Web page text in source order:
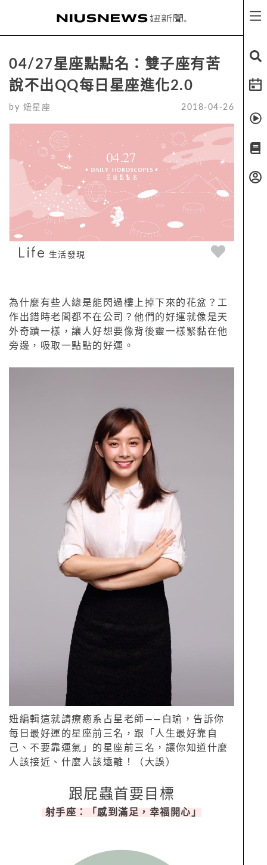
04/27星座點點名：雙子座有苦
說不出QQ每日星座進化2.0
by 妞星座 2018-04-26
Life 生活發現
為什麼有些人總是能閃過樓上掉下來的花盆？工
作出錯時老闆都不在公司？他們的好運就像是天
外奇蹟一樣，讓人好想要像背後靈一樣緊黏在他
旁邊，吸取一點點的好運。
妞編輯這就請療癒系占星老師——白瑜，告訴你
每日最好運的星座前三名，跟「人生最好靠自
己、不要靠運氣」的星座前三名，讓你知道什麼
人該接近、什麼人該遠離！（大誤）
跟屁蟲首要目標
射手座：「感到滿足，幸福開心」